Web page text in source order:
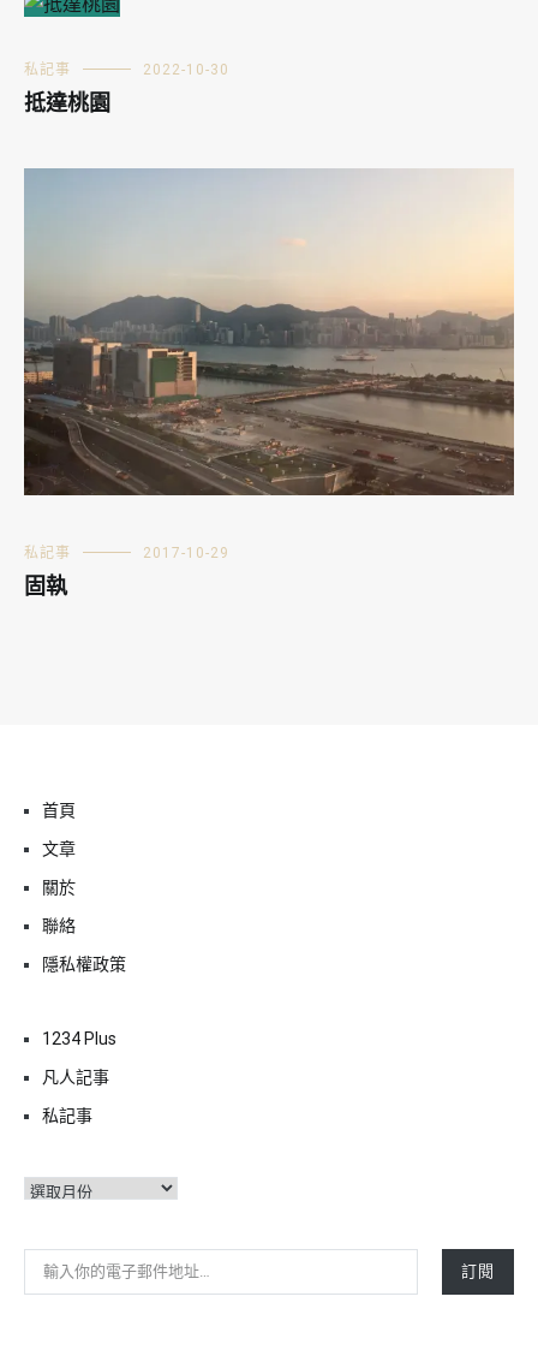
私記事 2022-10-30
抵達桃園
私記事 2017-10-29
固執
首頁
文章
關於
聯絡
隱私權政策
1234 Plus
凡人記事
私記事
彙
輸入你的電子郵件地址…
訂閱